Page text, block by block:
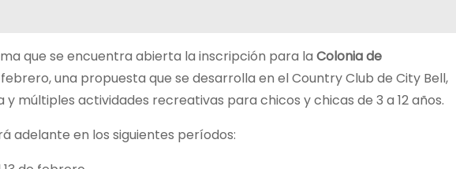
que se encuentra abierta la inscripción para la Colonia de
una propuesta que se desarrolla en el Country Club de City Bell,
múltiples actividades recreativas para chicos y chicas de 3 a 12 años.
adelante en los siguientes períodos: